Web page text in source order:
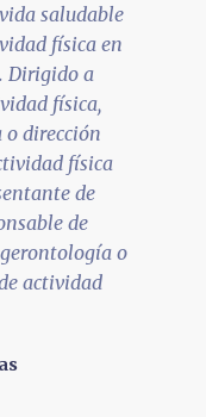
saludable
física en
Dirigido a
física,
o dirección
física
de
de
o
actividad